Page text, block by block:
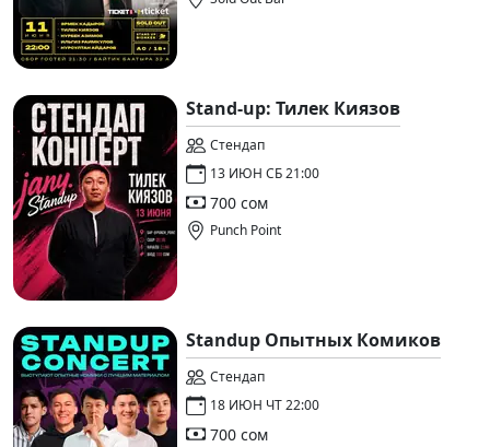
Stand-up: Тилек Киязов
Стендап
13 ИЮН СБ 21:00
700 сом
Punch Point
Standup Опытных Комиков
Стендап
18 ИЮН ЧТ 22:00
700 сом